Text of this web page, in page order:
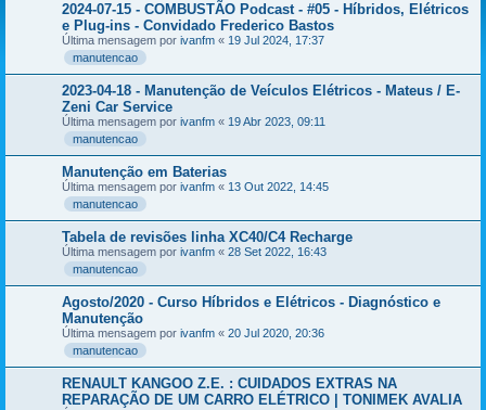
2024-07-15 - COMBUSTÃO Podcast - #05 - Híbridos, Elétricos
e Plug-ins - Convidado Frederico Bastos
Última mensagem por ivanfm « 19 Jul 2024, 17:37
manutencao
2023-04-18 - Manutenção de Veículos Elétricos - Mateus / E-
Zeni Car Service
Última mensagem por ivanfm « 19 Abr 2023, 09:11
manutencao
Manutenção em Baterias
Última mensagem por ivanfm « 13 Out 2022, 14:45
manutencao
Tabela de revisões linha XC40/C4 Recharge
Última mensagem por ivanfm « 28 Set 2022, 16:43
manutencao
Agosto/2020 - Curso Híbridos e Elétricos - Diagnóstico e
Manutenção
Última mensagem por ivanfm « 20 Jul 2020, 20:36
manutencao
RENAULT KANGOO Z.E. : CUIDADOS EXTRAS NA
REPARAÇÃO DE UM CARRO ELÉTRICO | TONIMEK AVALIA